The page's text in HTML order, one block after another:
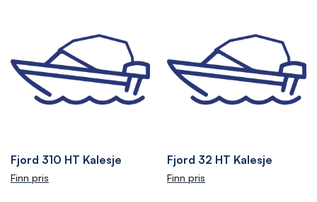
Fjord 310 HT Kalesje
Finn pris
Fjord 32 HT Kalesje
Finn pris